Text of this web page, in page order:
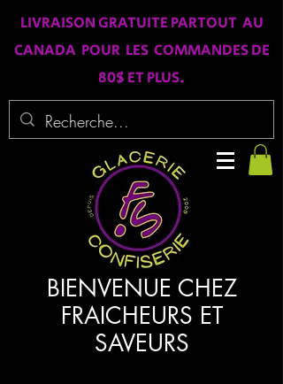
LIVRAISON GRATUITE PARTOUT AU
CANADA POUR LES COMMANDES DE
80$ ET PLUS.
BIENVENUE CHEZ
FRAICHEURS ET
SAVEURS